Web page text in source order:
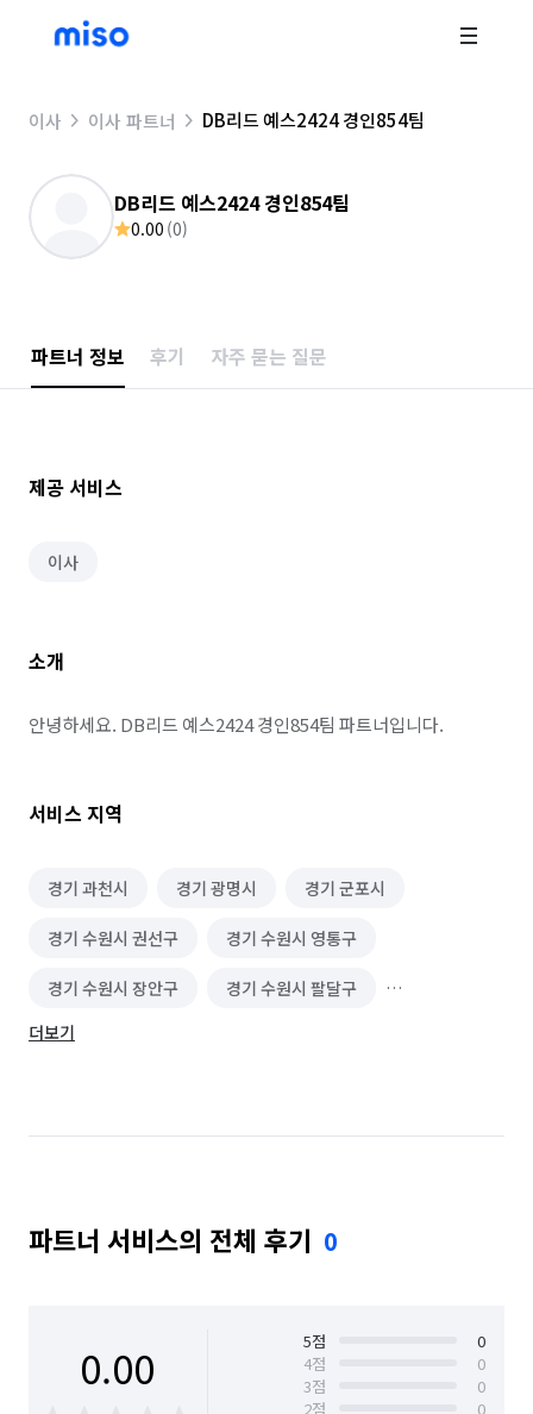
이사 이사 파트너 DB리드 예스2424 경인854팀
DB리드 예스2424 경인854팀
0.00 (0)
파트너 정보 후기 자주 묻는 질문
제공 서비스
이사
소개
안녕하세요. DB리드 예스2424 경인854팀 파트너입니다.
서비스 지역
경기 과천시 경기 광명시 경기 군포시
경기 수원시 권선구 경기 수원시 영통구
경기 수원시 장안구 경기 수원시 팔달구
경기 시흥시
경기 안양시 동안구 경기 안양시 만안구
경기 화성시 경기 화성시 동탄구
더보기
파트너 서비스의 전체 후기 0
0.00 5점
0
4점
0
3점
0
2점
0